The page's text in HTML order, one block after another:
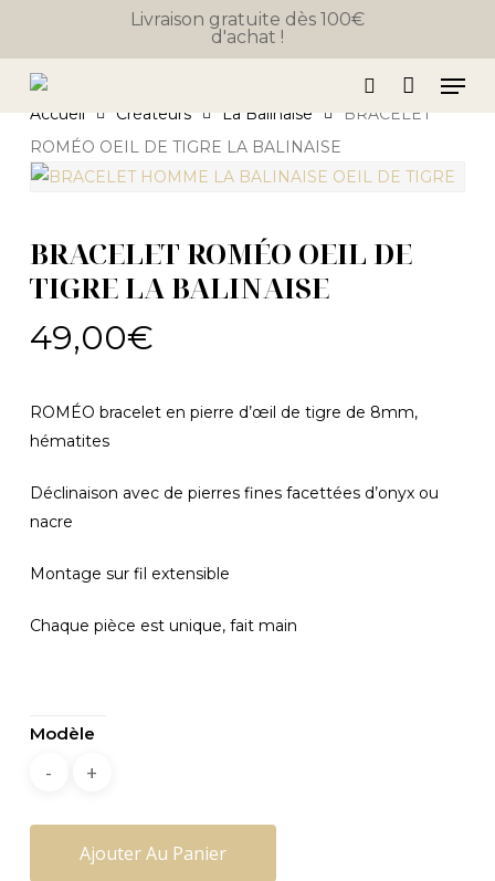
main
Livraison gratuite dès 100€
d'achat !
search
Accueil Créateurs La Balinaise
BRACELET
ROMÉO OEIL DE TIGRE LA BALINAISE
BRACELET ROMÉO OEIL DE
TIGRE LA BALINAISE
49,00€
ROMÉO bracelet en pierre d’œil de tigre de 8mm,
hématites
Déclinaison avec de pierres fines facettées d’onyx ou
nacre
Montage sur fil extensible
Chaque pièce est unique, fait main
Modèle
Ajouter Au Panier